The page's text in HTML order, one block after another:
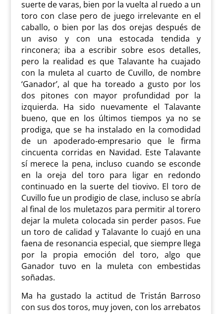
suerte de varas, bien por la vuelta al ruedo a un
toro con clase pero de juego irrelevante en el
caballo, o bien por las dos orejas después de
un aviso y con una estocada tendida y
rinconera; iba a escribir sobre esos detalles,
pero la realidad es que Talavante ha cuajado
con la muleta al cuarto de Cuvillo, de nombre
‘Ganador’, al que ha toreado a gusto por los
dos pitones con mayor profundidad por la
izquierda. Ha sido nuevamente el Talavante
bueno, que en los últimos tiempos ya no se
prodiga, que se ha instalado en la comodidad
de un apoderado-empresario que le firma
cincuenta corridas en Navidad. Este Talavante
sí merece la pena, incluso cuando se esconde
en la oreja del toro para ligar en redondo
continuado en la suerte del tiovivo. El toro de
Cuvillo fue un prodigio de clase, incluso se abría
al final de los muletazos para permitir al torero
dejar la muleta colocada sin perder pasos. Fue
un toro de calidad y Talavante lo cuajó en una
faena de resonancia especial, que siempre llega
por la propia emoción del toro, algo que
Ganador tuvo en la muleta con embestidas
soñadas.
Ma ha gustado la actitud de Tristán Barroso
con sus dos toros, muy joven, con los arrebatos